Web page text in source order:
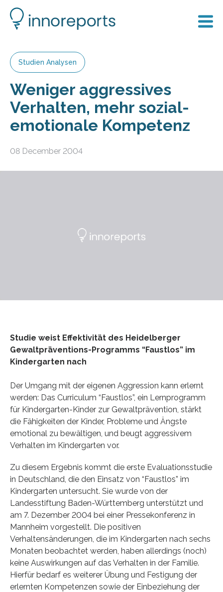
Studien Analysen
Weniger aggressives
Verhalten, mehr sozial-
emotionale Kompetenz
08 December 2004
Studie weist Effektivität des Heidelberger
Gewaltpräventions-Programms “Faustlos” im
Kindergarten nach
Der Umgang mit der eigenen Aggression kann erlernt
werden: Das Curriculum “Faustlos”, ein Lernprogramm
für Kindergarten-Kinder zur Gewaltprävention, stärkt
die Fähigkeiten der Kinder, Probleme und Ängste
emotional zu bewältigen, und beugt aggressivem
Verhalten im Kindergarten vor.
Zu diesem Ergebnis kommt die erste Evaluationsstudie
in Deutschland, die den Einsatz von “Faustlos” im
Kindergarten untersucht. Sie wurde von der
Landesstiftung Baden-Württemberg unterstützt und
am 7. Dezember 2004 bei einer Pressekonferenz in
Mannheim vorgestellt. Die positiven
Verhaltensänderungen, die im Kindergarten nach sechs
Monaten beobachtet werden, haben allerdings (noch)
keine Auswirkungen auf das Verhalten in der Familie.
Hierfür bedarf es weiterer Übung und Festigung der
erlernten Kompetenzen sowie der Einbeziehung der